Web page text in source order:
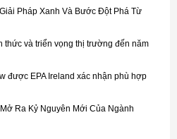
Pháp Xanh Và Bước Đột Phá Từ
thức và triển vọng thị trường đến năm
được EPA Ireland xác nhận phù hợp
Ra Kỷ Nguyên Mới Của Ngành